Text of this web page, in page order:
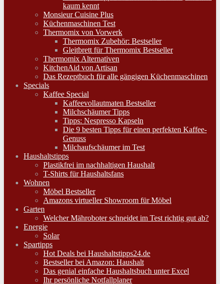
kaum kennt
Monsieur Cuisine Plus
Küchenmaschinen Test
Thermomix von Vorwerk
Thermomix Zubehör: Bestseller
Gleitbrett für Thermomix Bestseller
Thermomix Alternativen
KitchenAid von Artisan
Das Rezeptbuch für alle gängigen Küchenmaschinen
Specials
Kaffee Special
Kaffeevollautmaten Bestseller
Milchschäumer Tipps
Tipps: Nespresso Kapseln
Die 9 besten Tipps für einen perfekten Kaffee-
Genuss
Milchaufschäumer im Test
Haushaltstipps
Plastikfrei im nachhaltigen Haushalt
T-Shirts für Haushaltsfans
Wohnen
Möbel Bestseller
Amazons virtueller Showroom für Möbel
Garten
Welcher Mähroboter schneidet im Test richtig gut ab?
Energie
Solar
Spartipps
Hot Deals bei Haushaltstipps24.de
Bestseller bei Amazon: Haushalt
Das genial einfache Haushaltsbuch unter Excel
Ihr persönliche Notfallplaner